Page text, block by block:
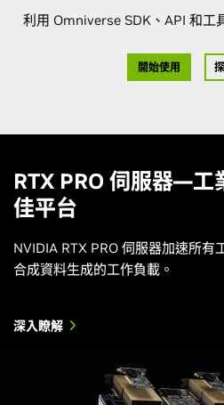
利用 Omniverse SDK、API 和工
開始使用
RTX PRO 伺服器—工
佳平台
NVIDIA RTX PRO 伺服器加速所有
合成資料生成的工作負載。
深入瞭解